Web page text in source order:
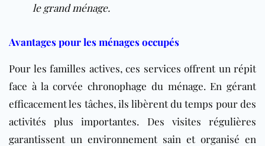
le grand ménage.
Avantages pour les ménages occupés
Pour les familles actives, ces services offrent un répit
face à la corvée chronophage du ménage. En gérant
efficacement les tâches, ils libèrent du temps pour des
activités plus importantes. Des visites régulières
garantissent un environnement sain et organisé en